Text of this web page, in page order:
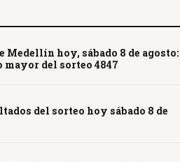
Medellín hoy, sábado 8 de agosto:
del sorteo 4847
del sorteo hoy sábado 8 de